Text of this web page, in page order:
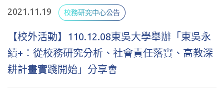
2021.11.19 校務研究中心公告
【校外活動】110.12.08東吳大學舉辦「東吳永
續+：從校務研究分析、社會責任落實、高教深
耕計畫實踐開始」分享會